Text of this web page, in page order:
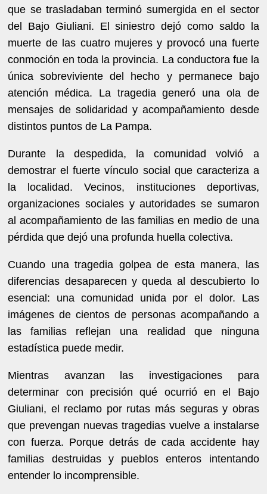
que se trasladaban terminó sumergida en el sector
del Bajo Giuliani. El siniestro dejó como saldo la
muerte de las cuatro mujeres y provocó una fuerte
conmoción en toda la provincia. La conductora fue la
única sobreviviente del hecho y permanece bajo
atención médica. La tragedia generó una ola de
mensajes de solidaridad y acompañamiento desde
distintos puntos de La Pampa.
Durante la despedida, la comunidad volvió a
demostrar el fuerte vínculo social que caracteriza a
la localidad. Vecinos, instituciones deportivas,
organizaciones sociales y autoridades se sumaron
al acompañamiento de las familias en medio de una
pérdida que dejó una profunda huella colectiva.
Cuando una tragedia golpea de esta manera, las
diferencias desaparecen y queda al descubierto lo
esencial: una comunidad unida por el dolor. Las
imágenes de cientos de personas acompañando a
las familias reflejan una realidad que ninguna
estadística puede medir.
Mientras avanzan las investigaciones para
determinar con precisión qué ocurrió en el Bajo
Giuliani, el reclamo por rutas más seguras y obras
que prevengan nuevas tragedias vuelve a instalarse
con fuerza. Porque detrás de cada accidente hay
familias destruidas y pueblos enteros intentando
entender lo incomprensible.